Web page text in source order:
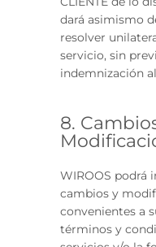
dará asimismo
resolver
servicio, sin
indemnización
8.
WIROOS podrá
cambios y
convenientes a
términos y